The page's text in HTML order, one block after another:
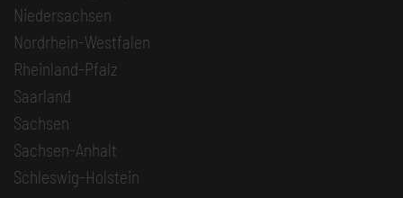
Niedersachsen
Nordrhein-Westfalen
Rheinland-Pfalz
Saarland
Sachsen
Sachsen-Anhalt
Schleswig-Holstein